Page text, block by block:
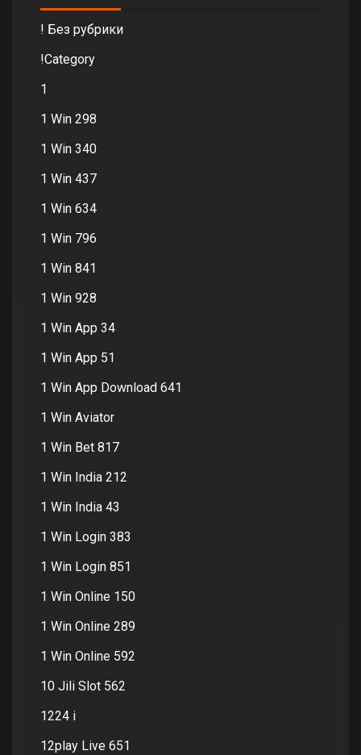
! Без рубрики
!Category
1
1 Win 298
1 Win 340
1 Win 437
1 Win 634
1 Win 796
1 Win 841
1 Win 928
1 Win App 34
1 Win App 51
1 Win App Download 641
1 Win Aviator
1 Win Bet 817
1 Win India 212
1 Win India 43
1 Win Login 383
1 Win Login 851
1 Win Online 150
1 Win Online 289
1 Win Online 592
10 Jili Slot 562
1224 i
12play Live 651